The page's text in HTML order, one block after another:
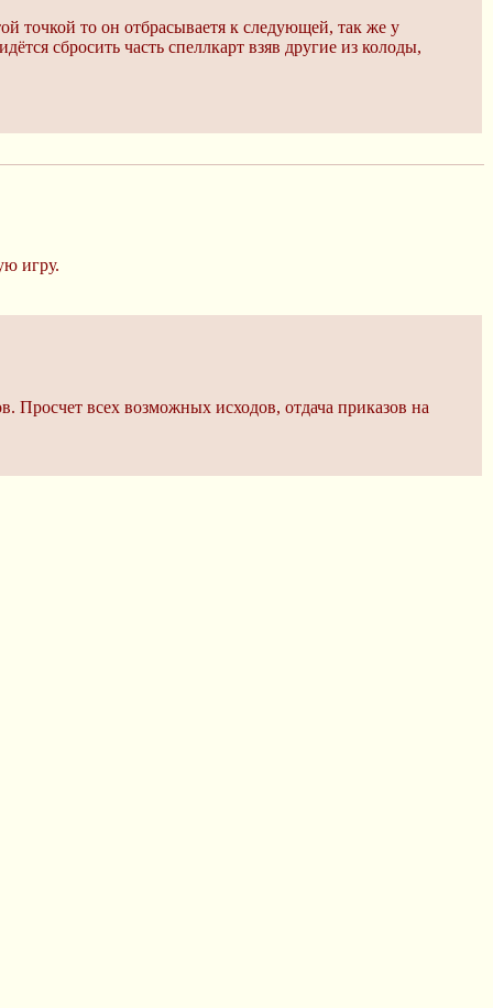
точкой то он отбрасываетя к следующей, так же у
сбросить часть спеллкарт взяв другие из колоды,
игру.
Просчет всех возможных исходов, отдача приказов на